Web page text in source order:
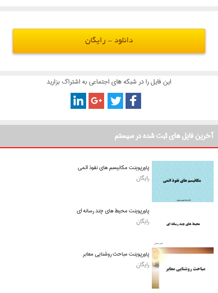
دانلود - رایگان
این فایل را در شبکه های اجتماعی به اشتراک بزارید
آخرین فایل های ثبت شده در سیستم
پاورپوینت مکانیسم های نفوذ اتمی
رایگان
پاورپوینت محیط های چند رسانه ای
رایگان
پاورپوینت مباحث روشنایی معابر
رایگان